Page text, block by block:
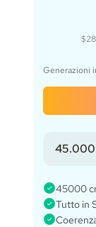
Generazioni
45000
Tutto in